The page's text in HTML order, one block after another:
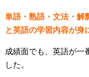
単語・熟語・文法・解
と英語の学習内容が身
成績面でも、英語が一
した。